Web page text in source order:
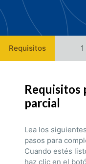
Requisitos 1
Requisitos
parcial
Lea los
pasos para
Cuando estés
haz clic en el